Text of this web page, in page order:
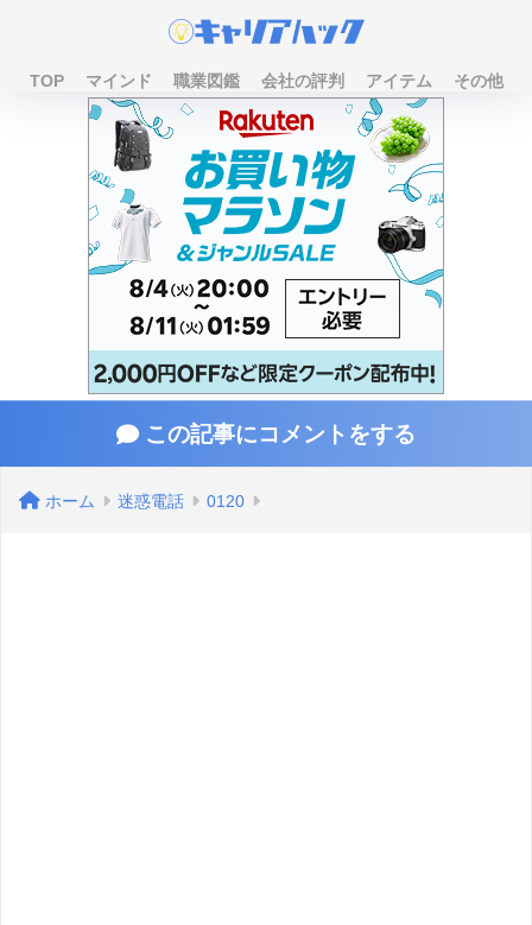
TOP マインド 職業図鑑 会社の評判 アイテム その他
この記事にコメントをする
ホーム 迷惑電話 0120